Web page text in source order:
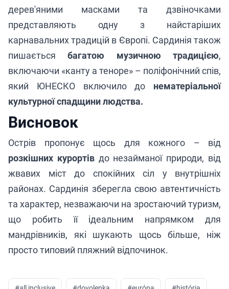
дерев'яними масками та дзвіночками
представляють одну з найстаріших
карнавальних традицій в Європі. Сардинія також
пишаєтьсябагатою музичною традицією,
включаючи «канту а теноре» – поліфонічний спів,
який ЮНЕСКО включило до нематеріальної
культурної спадщини людства.
Висновок
Острів пропонує щось для кожного – від
розкішних курортівдо незайманої природи, від
жвавих міст до спокійних сіл у внутрішніх
районах. Сардинія зберегла свою автентичність
та характер, незважаючи на зростаючий туризм,
що робить її ідеальним напрямком для
мандрівників, які шукають щось більше, ніж
просто типовий пляжний відпочинок.